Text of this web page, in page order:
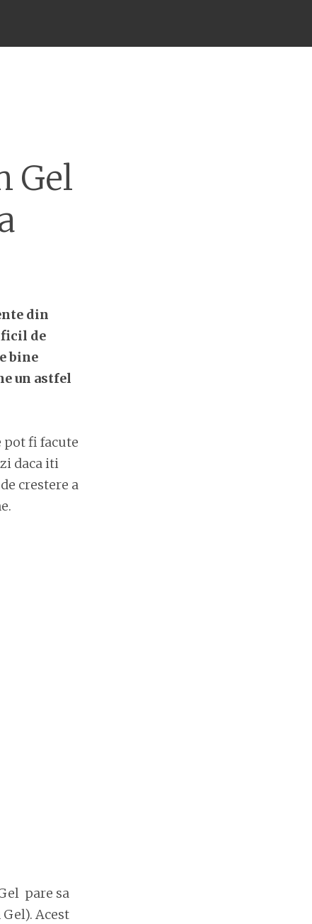
Gel
din
de
bine
un astfel
fi facute
daca iti
crestere a
pare sa
Acest